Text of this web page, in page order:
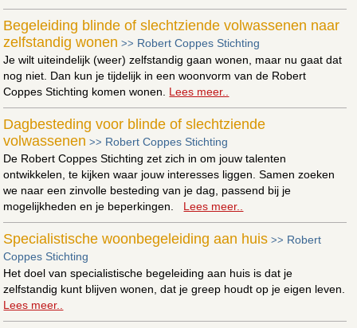
Begeleiding blinde of slechtziende volwassenen naar
zelfstandig wonen >> Robert Coppes Stichting
Je wilt uiteindelijk (weer) zelfstandig gaan wonen, maar nu gaat dat
nog niet. Dan kun je tijdelijk in een woonvorm van de Robert
Coppes Stichting komen wonen. Lees meer..
Dagbesteding voor blinde of slechtziende
volwassenen >> Robert Coppes Stichting
De Robert Coppes Stichting zet zich in om jouw talenten
ontwikkelen, te kijken waar jouw interesses liggen. Samen zoeken
we naar een zinvolle besteding van je dag, passend bij je
mogelijkheden en je beperkingen. Lees meer..
Specialistische woonbegeleiding aan huis >> Robert
Coppes Stichting
Het doel van specialistische begeleiding aan huis is dat je
zelfstandig kunt blijven wonen, dat je greep houdt op je eigen leven.
Lees meer..